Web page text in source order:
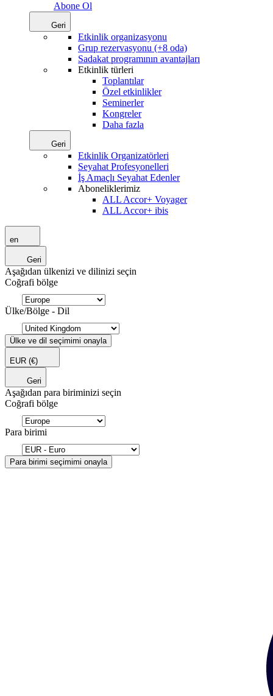
Abone Ol
Geri
Etkinlik organizasyonu
Grup rezervasyonu (+8 oda)
Sadakat programının avantajları
Etkinlik türleri
Toplantılar
Özel etkinlikler
Seminerler
Kongreler
Daha fazla
Geri
Etkinlik Organizatörleri
Seyahat Profesyonelleri
İş Amaçlı Seyahat Edenler
Aboneliklerimiz
ALL Accor+ Voyager
ALL Accor+ ibis
en
Geri
Aşağıdan ülkenizi ve dilinizi seçin
Coğrafi bölge
Ülke/Bölge - Dil
Ülke ve dil seçimimi onayla
EUR (€)
Geri
Aşağıdan para biriminizi seçin
Coğrafi bölge
Para birimi
Para birimi seçimimi onayla